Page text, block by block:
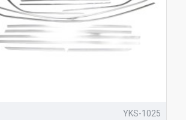
YKS-1025